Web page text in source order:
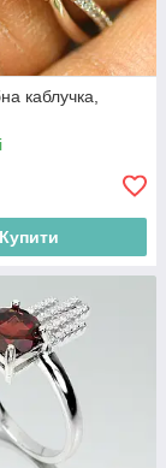
каблучка,
Купити